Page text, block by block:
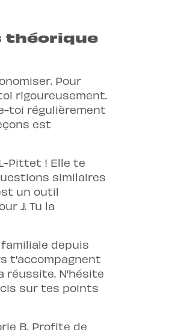
théorique
Pour
rigoureusement.
toi régulièrement
est
Pittet ! Elle te
similaires
un outil
J. Tu la
depuis
t'accompagnent
réussite. N'hésite
sur tes points
B. Profite de